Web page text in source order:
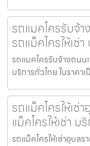
รถแมคโครรับจ้
รถแม็คโครให้เช่
รถแมคโครรับจ้างถนน
บริการทั่วไทย ในราค
รถแม็คโครให้เช่
แม็คโครให้เช่า
รถแม็คโครให้เช่าอุบลร